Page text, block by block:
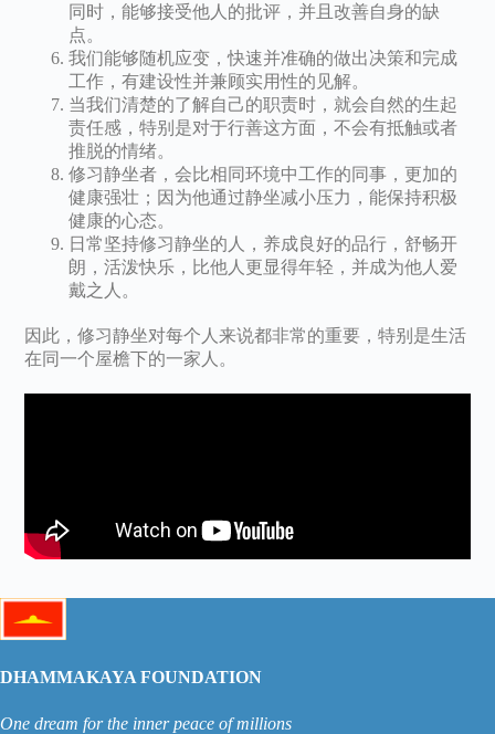
同时，能够接受他人的批评，并且改善自身的缺
点。
我们能够随机应变，快速并准确的做出决策和完成
工作，有建设性并兼顾实用性的见解。
当我们清楚的了解自己的职责时，就会自然的生起
责任感，特别是对于行善这方面，不会有抵触或者
推脱的情绪。
修习静坐者，会比相同环境中工作的同事，更加的
健康强壮；因为他通过静坐减小压力，能保持积极
健康的心态。
日常坚持修习静坐的人，养成良好的品行，舒畅开
朗，活泼快乐，比他人更显得年轻，并成为他人爱
戴之人。
因此，修习静坐对每个人来说都非常的重要，特别是生活
在同一个屋檐下的一家人。
DHAMMAKAYA FOUNDATION
One dream for the inner peace of millions